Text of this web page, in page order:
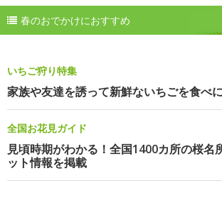
春のおでかけにおすすめ
いちご狩り特集
家族や友達を誘って新鮮ないちごを食べ
全国お花見ガイド
見頃時期がわかる！全国1400カ所の桜名
ット情報を掲載